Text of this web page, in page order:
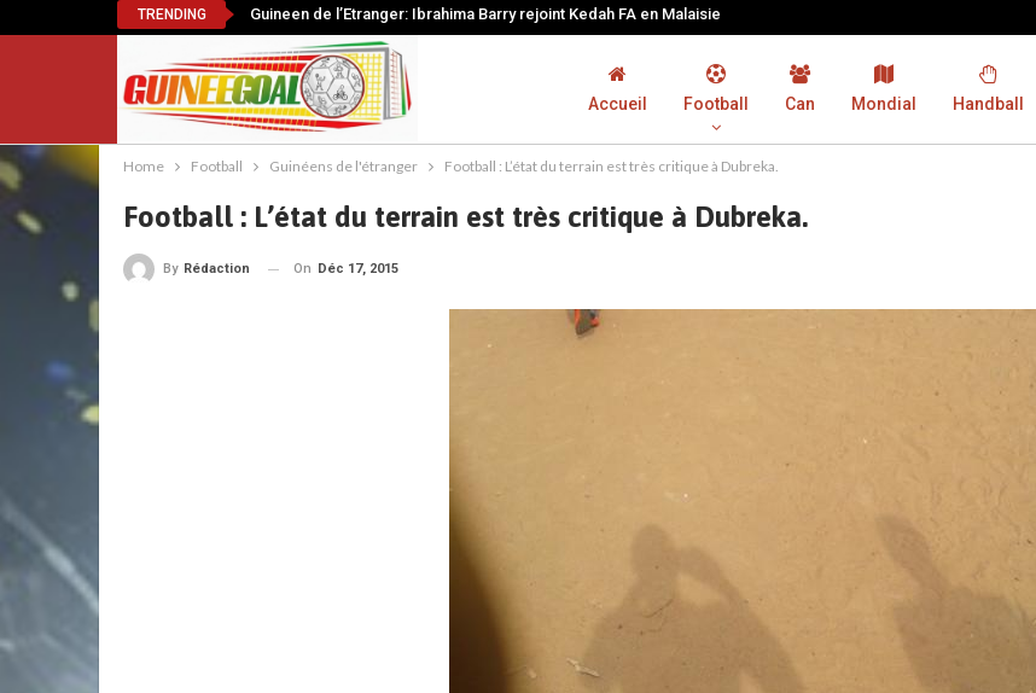
TRENDING Guineen de l’Etranger: Ibrahima Barry rejoint Kedah FA en Malaisie
Accueil Football Can Mondial Handball
Home Football Guinéens de l'étranger Football : L’état du terrain est très critique à Dubreka.
Football : L’état du terrain est très critique à Dubreka.
By Rédaction On Déc 17, 2015